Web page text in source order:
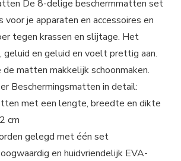
De 8-delige beschermmatten set
voor je apparaten en accessoires en
tegen krassen en slijtage. Het
en geluid en voelt prettig aan.
de matten makkelijk schoonmaken.
Beschermingsmatten in detail:
met een lengte, breedte en dikte
cm
gelegd met één set
en huidvriendelijk EVA-